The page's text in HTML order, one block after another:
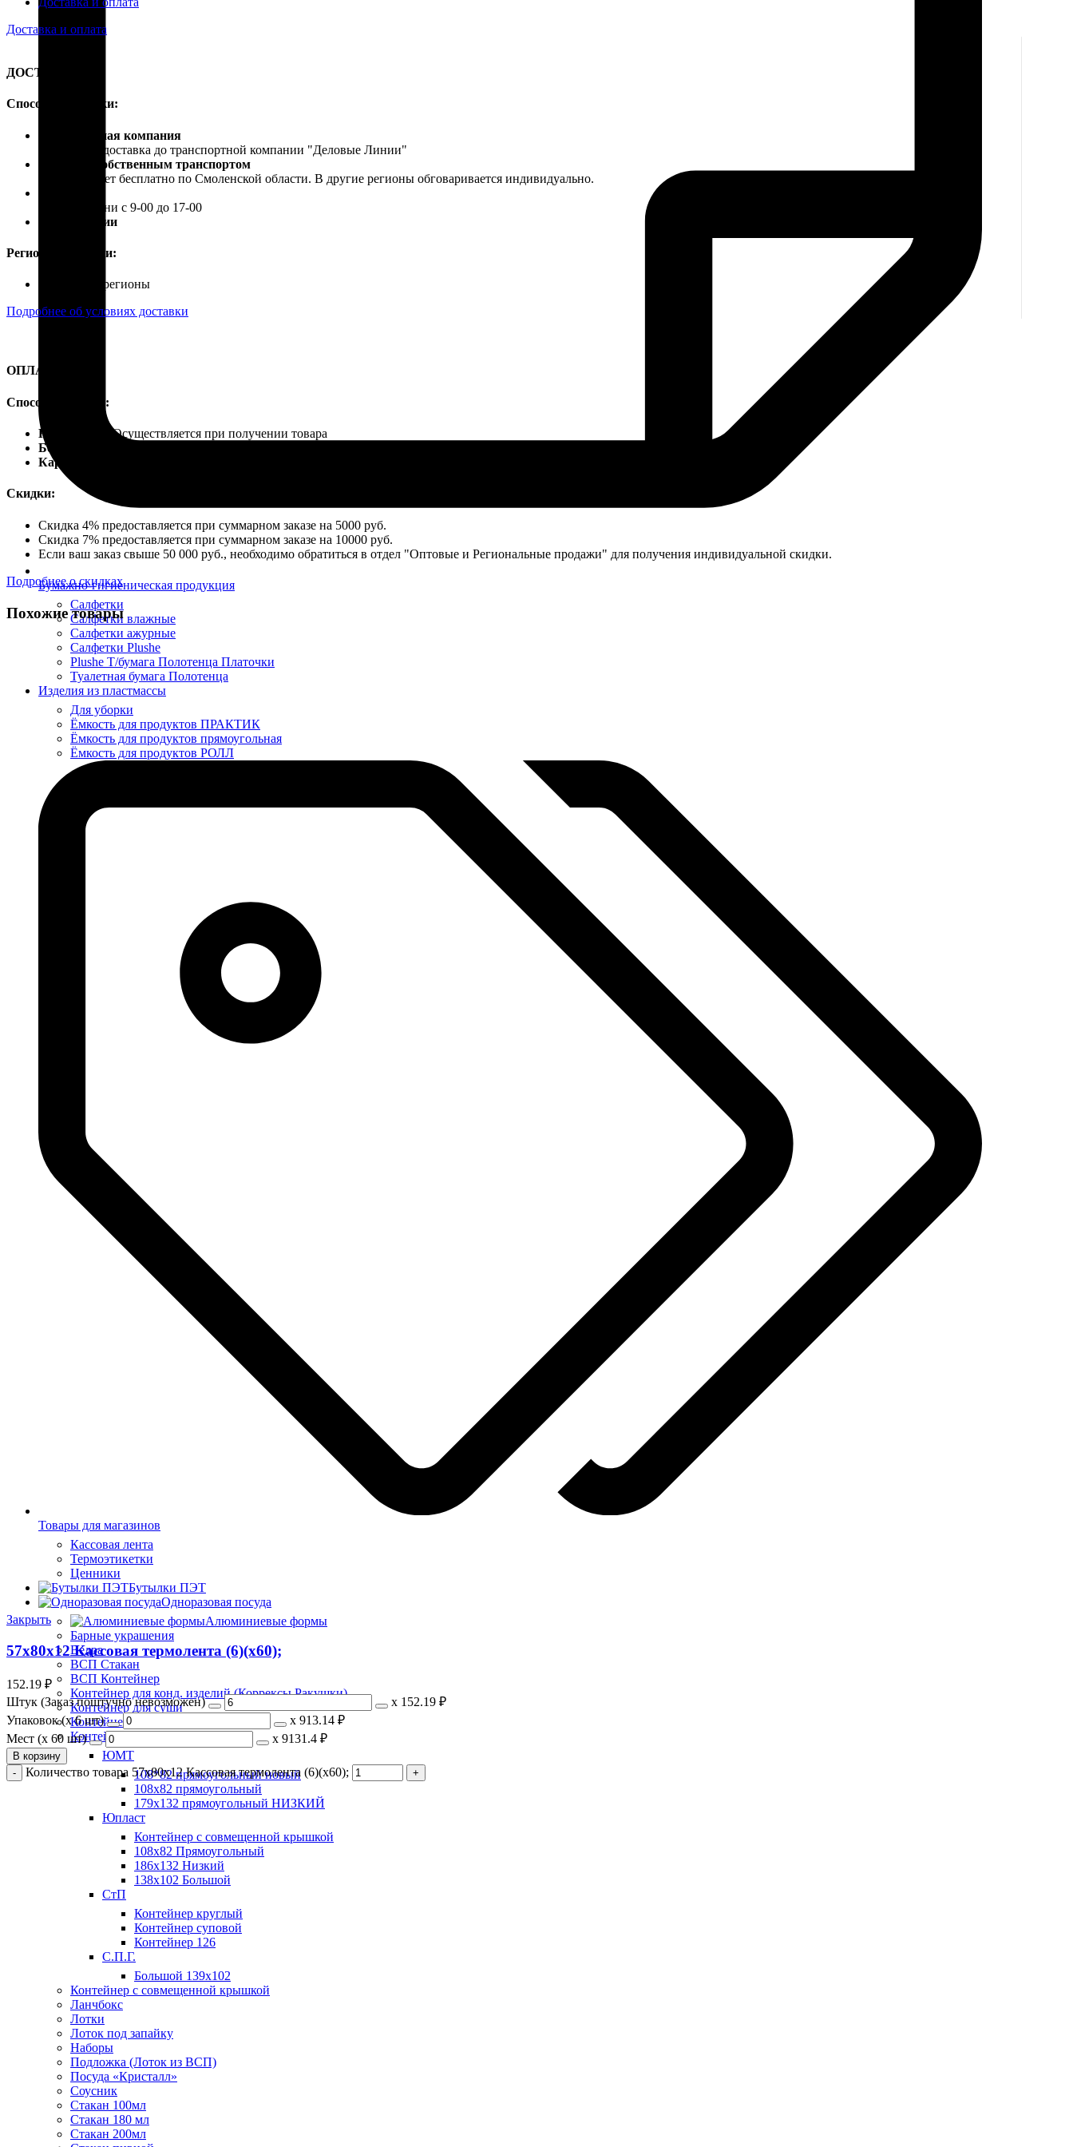
Бумажно-гигиеническая продукция
Салфетки
Салфетки влажные
Салфетки ажурные
Салфетки Plushe
Plushe Т/бумага Полотенца Платочки
Туалетная бумага Полотенца
Изделия из пластмассы
Для уборки
Ёмкость для продуктов ПРАКТИК
Ёмкость для продуктов прямоугольная
Ёмкость для продуктов РОЛЛ
Товары для магазинов
Кассовая лента
Термоэтикетки
Ценники
Бутылки ПЭТ
Одноразовая посуда
Алюминиевые формы
Барные украшения
Ведра
ВСП Стакан
ВСП Контейнер
Контейнер для конд. изделий (Коррексы Ракушки)
Контейнер для суши
Контейнер для тортов
Контейнера
ЮМТ
108*82 прямоугольный новый
108х82 прямоугольный
179х132 прямоугольный НИЗКИЙ
Юпласт
Контейнер с совмещенной крышкой
108х82 Прямоугольный
186х132 Низкий
138х102 Большой
СтП
Контейнер круглый
Контейнер суповой
Контейнер 126
С.П.Г.
Большой 139х102
Контейнер с совмещенной крышкой
Ланчбокс
Лотки
Лоток под запайку
Наборы
Подложка (Лоток из ВСП)
Посуда «Кристалл»
Соусник
Стакан 100мл
Стакан 180 мл
Стакан 200мл
Доставка и оплата
ДОСТАВКА
Способы доставки:
Транспортная компания
Бесплатная доставка до транспортной компании "Деловые Линии"
Доставка собственным транспортом
Осуществляет бесплатно по Смоленской области. В другие регионы обговаривается индивидуально.
В рабочие дни с 9-00 до 17-00
Почта России
Регионы доставки:
Россия, все регионы
Подробнее об условиях доставки
ОПЛАТА
Способы оплаты:
Наличными Осуществляется при получении товара
Безналичный расчет
Карты VISA
Скидки:
Скидка 4% предоставляется при суммарном заказе на 5000 руб.
Скидка 7% предоставляется при суммарном заказе на 10000 руб.
Если ваш заказ свыше 50 000 руб., необходимо обратиться в отдел "Оптовые и Региональные продажи" для получения индивидуальной скидки.
Подробнее о скидках
Похожие товары
Закрыть
57х80х12 Кассовая термолента (6)(х60);
152.19 ₽
Штук (Заказ поштучно невозможен)
х 152.19 ₽
Упаковок (x 6 шт)
х 913.14 ₽
Мест (x 60 шт)
х 9131.4 ₽
В корзину
Количество товара 57х80х12 Кассовая термолента (6)(х60);